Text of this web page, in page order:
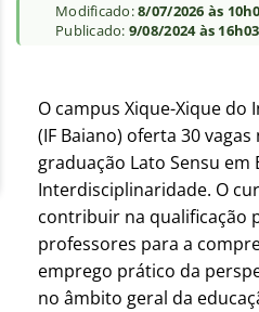
Modificado:8/07/2026 às
Publicado: 9/08/2024 às 16h03
O campus Xique-Xique do
(IF Baiano) oferta 30
graduação Lato Sensu em
Interdisciplinaridade. O
contribuir na qualificação
professores para a
emprego prático da
no âmbito geral da